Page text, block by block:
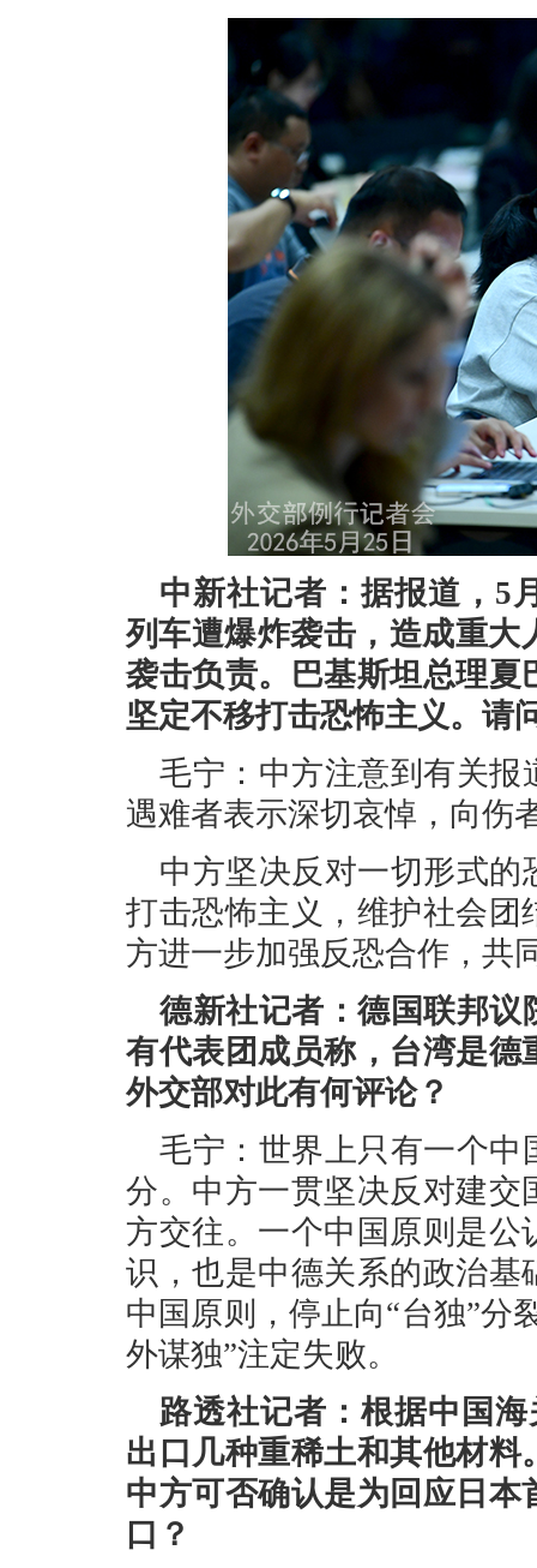
中新社记者：据报道，5
列车遭爆炸袭击，造成重大
袭击负责。巴基斯坦总理
坚定不移打击恐怖主义。请
毛宁：中方注意到有关报
遇难者表示深切哀悼，向伤
中方坚决反对一切形式
打击恐怖主义，维护社会
方进一步加强反恐合作，共
德新社记者：德国联邦议
有代表团成员称，台湾是
外交部对此有何评论？
毛宁：世界上只有一个中
分。中方一贯坚决反对建
方交往。一个中国原则是
识，也是中德关系的政治
中国原则，停止向“台独”分
外谋独”注定失败。
路透社记者：根据中国
出口几种重稀土和其他材
中方可否确认是为回应日
口？